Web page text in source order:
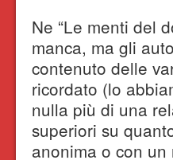
Ne “Le menti del
manca, ma gli
contenuto delle
ricordato (lo
nulla più di una
superiori su
anonima o con